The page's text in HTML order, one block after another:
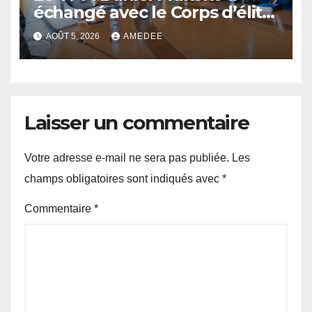
échangé avec le Corps d’élite
scientifique de
l’UDPS/Tshisekedi sur les
grands enjeux de
AOÛT 5, 2026 AMEDEE
Laisser un commentaire
Votre adresse e-mail ne sera pas publiée. Les
champs obligatoires sont indiqués avec *
Commentaire *